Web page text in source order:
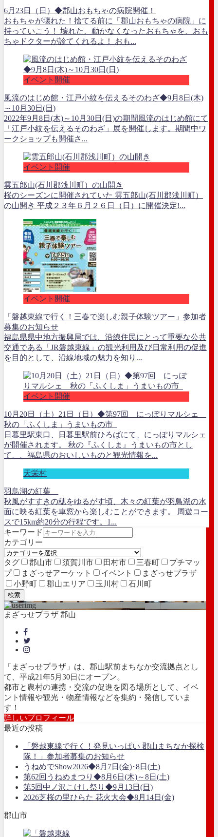
6月23日（日）◆郡山おもちゃの病院開催！
おもちゃが壊れた！捨てる前に「郡山おもちゃの病院」に
持っていこう！ 壊れた、動かなくなったおもちゃを、おも
ちゃドクターが診てくれるよ！ おも...
イベント開催
風流のはじめ館・江戸小紋を伝えるそのわざ◆9月8日(木)
～10月30日(日)
2022年9月8日(木)～10月30日(日)の期間風流のはじめ館にて
「江戸小紋を伝えるそのわざ」展を開催します。期間中ワ
ークショップも開催さ...
イベント開催
雲五郎山(石川郡浅川町）の山開き
桜のシーズンに開催されていた 雲五郎山(石川郡浅川町）
の山開き 平成２３年６月２６日（日）に開催決定!...
イベント開催
「磐越東線で行く！三春で楽しむ親子体験ツアー」参加者
募集のお知らせ
福島県県中地方振興局では、沿線住民にとって重要な公共
交通である「JR磐越東線」の観光利用及び日常利用の促進
を目的として、沿線地域の魅力を知り...
イベント開催
10月20日（土）21日（日）◆第97回 にっぽりマルシェ
秋の「ふくしま」うまいもの市
日暮里駅東口、日暮里駅前ひろばにて、にっぽりマルシェ
が開催されます。 秋の『ふくしま』うまいもの市とし
て、、福島県のおいしいものと観光情報を...
天栄村
羽鳥湖の紅葉
秋風がすすきの穂をゆるがす頃、木々の紅葉が羽鳥湖の水
面に映る紅葉を車窓から楽しむことができます。 周遊コー
スで15km約20分の行程です。1...
キーワード
カテゴリー
タグ 郡山市 須賀川市 田村市 三春町
プチマッ
プ
まざっせアーケット イベント
まざっせプラザ
小野町
郡山エリア 玉川村 石川町
検索
まざっせプラザ 郡山
「まざっせプラザ」は、郡山駅前まちなか交流拠点とし
て、平成21年5月30日にオープン。
都市と農村の連携・交流の促進を図る場所として、イベ
ント情報や観光・物産情報などを集約・発信していま
す！
詳しいプロフィール
最近の投稿
「磐越東線で行く！発見いっぱい 郡山まちなか探検
隊！」参加者募集のお知らせ
うねめでShow2026◆8月7日(金)･8日(土)
第62回うねめまつり◆8月6日(木)～8日(土)
第5回中ノ沢こけし祭り◆9月13日(日)
2026芝桜の里ひらた 花火大会◆8月14日(金)
郡山市